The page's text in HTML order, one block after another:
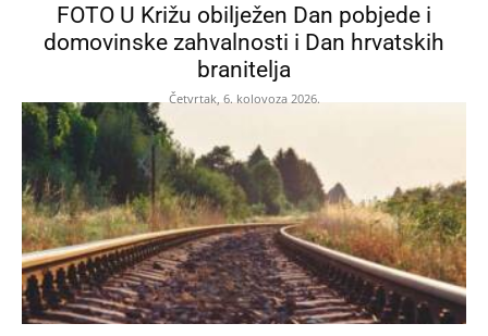
FOTO U Križu obilježen Dan pobjede i
domovinske zahvalnosti i Dan hrvatskih
branitelja
Četvrtak, 6. kolovoza 2026.